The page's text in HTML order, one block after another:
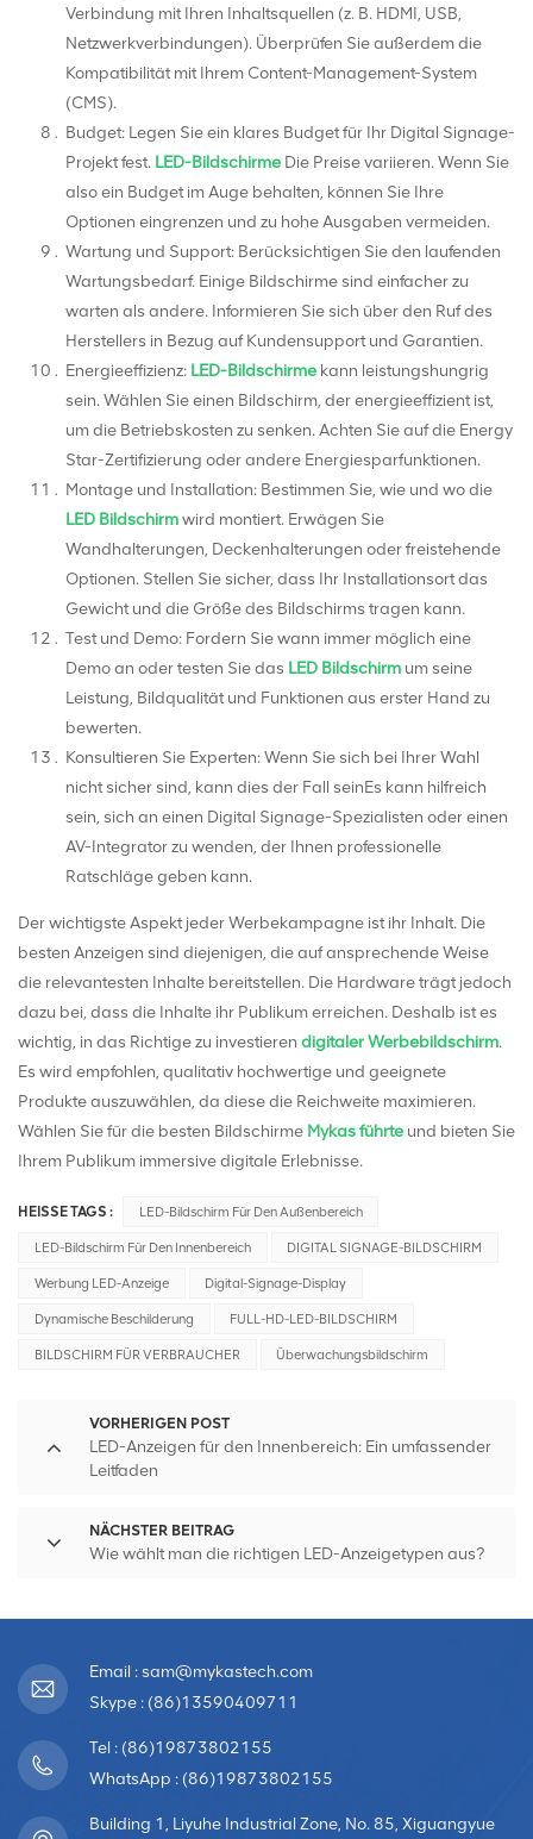
Verbindung mit Ihren Inhaltsquellen (z. B. HDMI, USB,
Netzwerkverbindungen). Überprüfen Sie außerdem die
Kompatibilität mit Ihrem Content-Management-System
(CMS).
Budget: Legen Sie ein klares Budget für Ihr Digital Signage-
Projekt fest. LED-Bildschirme Die Preise variieren. Wenn Sie
also ein Budget im Auge behalten, können Sie Ihre
Optionen eingrenzen und zu hohe Ausgaben vermeiden.
Wartung und Support: Berücksichtigen Sie den laufenden
Wartungsbedarf. Einige Bildschirme sind einfacher zu
warten als andere. Informieren Sie sich über den Ruf des
Herstellers in Bezug auf Kundensupport und Garantien.
Energieeffizienz: LED-Bildschirme kann leistungshungrig
sein. Wählen Sie einen Bildschirm, der energieeffizient ist,
um die Betriebskosten zu senken. Achten Sie auf die Energy
Star-Zertifizierung oder andere Energiesparfunktionen.
Montage und Installation: Bestimmen Sie, wie und wo die
LED Bildschirmwird montiert. Erwägen Sie
Wandhalterungen, Deckenhalterungen oder freistehende
Optionen. Stellen Sie sicher, dass Ihr Installationsort das
Gewicht und die Größe des Bildschirms tragen kann.
Test und Demo: Fordern Sie wann immer möglich eine
Demo an oder testen Sie das LED Bildschirm um seine
Leistung, Bildqualität und Funktionen aus erster Hand zu
bewerten.
Konsultieren Sie Experten: Wenn Sie sich bei Ihrer Wahl
nicht sicher sind, kann dies der Fall seinEs kann hilfreich
sein, sich an einen Digital Signage-Spezialisten oder einen
AV-Integrator zu wenden, der Ihnen professionelle
Ratschläge geben kann.
Der wichtigste Aspekt jeder Werbekampagne ist ihr Inhalt. Die
besten Anzeigen sind diejenigen, die auf ansprechende Weise
die relevantesten Inhalte bereitstellen. Die Hardware trägt jedoch
dazu bei, dass die Inhalte ihr Publikum erreichen. Deshalb ist es
wichtig, in das Richtige zu investieren digitaler Werbebildschirm.
Es wird empfohlen, qualitativ hochwertige und geeignete
Produkte auszuwählen, da diese die Reichweite maximieren.
Wählen Sie für die besten Bildschirme Mykas führte und bieten Sie
Ihrem Publikum immersive digitale Erlebnisse.
HEISSE TAGS : LED-Bildschirm Für Den Außenbereich
LED-Bildschirm Für Den Innenbereich DIGITAL SIGNAGE-BILDSCHIRM
Werbung LED-Anzeige Digital-Signage-Display
Dynamische Beschilderung FULL-HD-LED-BILDSCHIRM
BILDSCHIRM FÜR VERBRAUCHER Überwachungsbildschirm
VORHERIGEN POST
LED-Anzeigen für den Innenbereich: Ein umfassender
Leitfaden
NÄCHSTER BEITRAG
Wie wählt man die richtigen LED-Anzeigetypen aus?
Email : sam@mykastech.com
Skype : (86)13590409711
Tel : (86)19873802155
WhatsApp : (86)19873802155
Building 1, Liyuhe Industrial Zone, No. 85, Xiguangyue